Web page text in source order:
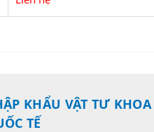
KHẨU VẬT TƯ KHOA
TẾ